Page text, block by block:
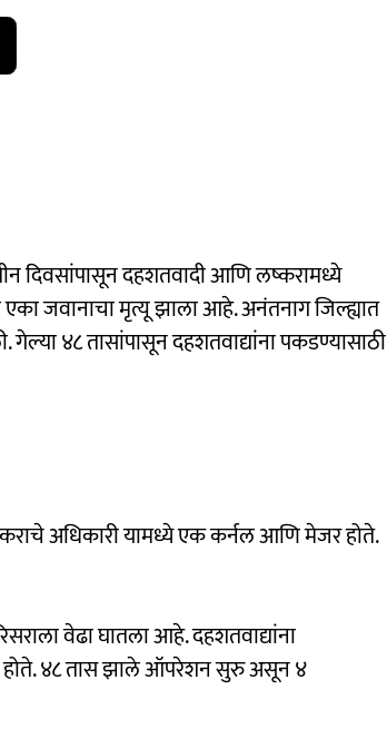
दिवसांपासून दहशतवादी आणि लष्करामध्ये
मृत्यू झाला आहे. अनंतनाग जिल्ह्यात
४८ तासांपासून दहशतवाद्यांना पकडण्यासाठी
अधिकारी यामध्ये एक कर्नल आणि मेजर होते.
वेढा घातला आहे. दहशतवाद्यांना
४८ तास झाले ऑपरेशन सुरु असून ४